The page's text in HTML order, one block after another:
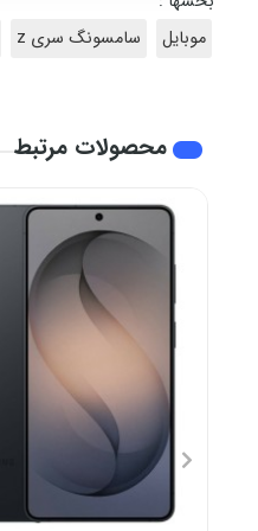
موبایل
سامسونگ سری z
محصولات مرتبط